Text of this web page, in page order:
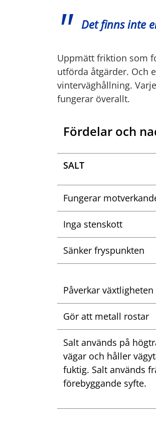
Det finns inte
Uppmätt friktion som
utförda åtgärder. Och
vinterväghållning.
fungerar överallt.
Fördelar och
SALT
Fungerar
Inga stenskott
Sänker fryspunkten
Påverkar
Gör att metall rostar
Salt används på
vägar och håller
fuktig. Salt används
förebyggande syfte.